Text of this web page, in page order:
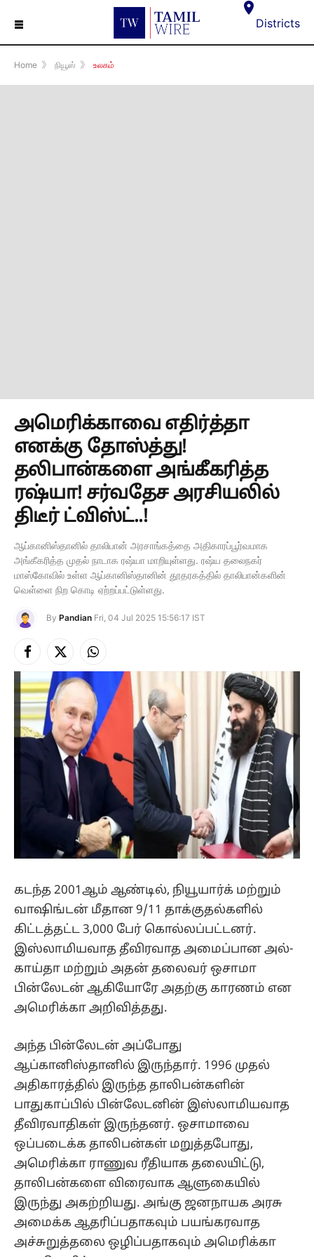
☰ Districts
Home 》 நியூஸ் 》 உலகம்
அமெரிக்காவை எதிர்த்தா
எனக்கு தோஸ்த்து!
தலிபான்களை அங்கீகரித்த
ரஷ்யா! சர்வதேச அரசியலில்
திடீர் ட்விஸ்ட்..!
ஆப்கானிஸ்தானில் தாலிபான் அரசாங்கத்தை அதிகாரப்பூர்வமாக
அங்கீகரித்த முதல் நாடாக ரஷ்யா மாறியுள்ளது. ரஷ்ய தலைநகர்
மாஸ்கோவில் உள்ள ஆப்கானிஸ்தானின் தூதரகத்தில் தாலிபான்களின்
வெள்ளை நிற கொடி ஏற்றப்பட்டுள்ளது.
By Pandian Fri, 04 Jul 2025 15:56:17 IST
Facebook
X
(Twitter)
Instagram
கடந்த 2001ஆம் ஆண்டில், நியூயார்க் மற்றும்
வாஷிங்டன் மீதான 9/11 தாக்குதல்களில்
கிட்டத்தட்ட 3,000 பேர் கொல்லப்பட்டனர்.
இஸ்லாமியவாத தீவிரவாத அமைப்பான அல்-
காய்தா மற்றும் அதன் தலைவர் ஒசாமா
பின்லேடன் ஆகியோரே அதற்கு காரணம் என
அமெரிக்கா அறிவித்தது.
அந்த பின்லேடன் அப்போது
ஆப்கானிஸ்தானில் இருந்தார். 1996 முதல்
அதிகாரத்தில் இருந்த தாலிபன்களின்
பாதுகாப்பில் பின்லேடனின் இஸ்லாமியவாத
தீவிரவாதிகள் இருந்தனர். ஒசாமாவை
ஒப்படைக்க தாலிபன்கள் மறுத்தபோது, ​​
அமெரிக்கா ராணுவ ரீதியாக தலையிட்டு,
தாலிபன்களை விரைவாக ஆளுகையில்
இருந்து அகற்றியது. அங்கு ஜனநாயக அரசு
அமைக்க ஆதரிப்பதாகவும் பயங்கரவாத
அச்சுறுத்தலை ஒழிப்பதாகவும் அமெரிக்கா